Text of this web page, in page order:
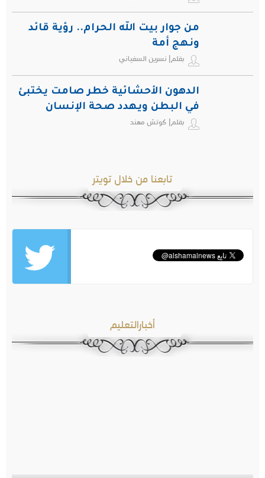
من جوار بيت الله الحرام.. رؤية قائد
ونهج أمة
بقلم| نسرين السفياني
الدهون الأحشائية خطر صامت يختبئ
في البطن ويهدد صحة الإنسان
بقلم| كوتش مهند
تابعنا من خلال تويتر
أخبارالتعليم